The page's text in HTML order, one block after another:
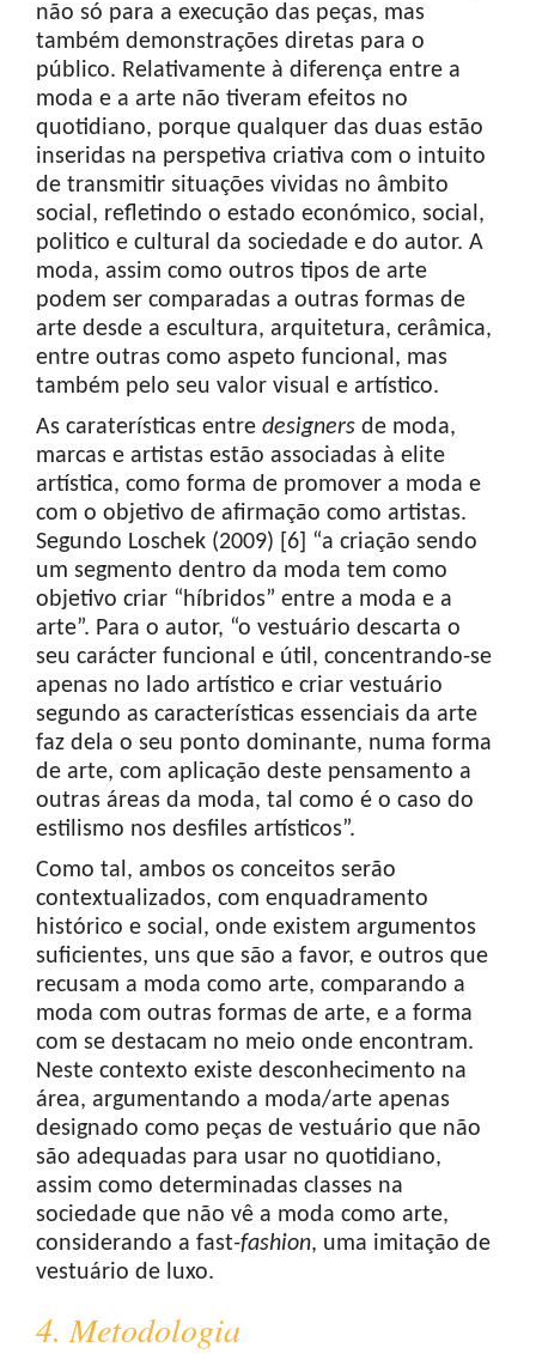
não só para a execução das peças, mas
também demonstrações diretas para o
público. Relativamente à diferença entre a
moda e a arte não tiveram efeitos no
quotidiano, porque qualquer das duas estão
inseridas na perspetiva criativa com o intuito
de transmitir situações vividas no âmbito
social, refletindo o estado económico, social,
politico e cultural da sociedade e do autor. A
moda, assim como outros tipos de arte
podem ser comparadas a outras formas de
arte desde a escultura, arquitetura, cerâmica,
entre outras como aspeto funcional, mas
também pelo seu valor visual e artístico.
As caraterísticas entre designers de moda,
marcas e artistas estão associadas à elite
artística, como forma de promover a moda e
com o objetivo de afirmação como artistas.
Segundo Loschek (2009) [6] “a criação sendo
um segmento dentro da moda tem como
objetivo criar “híbridos” entre a moda e a
arte”. Para o autor, “o vestuário descarta o
seu carácter funcional e útil, concentrando-se
apenas no lado artístico e criar vestuário
segundo as características essenciais da arte
faz dela o seu ponto dominante, numa forma
de arte, com aplicação deste pensamento a
outras áreas da moda, tal como é o caso do
estilismo nos desfiles artísticos”.
Como tal, ambos os conceitos serão
contextualizados, com enquadramento
histórico e social, onde existem argumentos
suficientes, uns que são a favor, e outros que
recusam a moda como arte, comparando a
moda com outras formas de arte, e a forma
com se destacam no meio onde encontram.
Neste contexto existe desconhecimento na
área, argumentando a moda/arte apenas
designado como peças de vestuário que não
são adequadas para usar no quotidiano,
assim como determinadas classes na
sociedade que não vê a moda como arte,
considerando a fast-fashion, uma imitação de
vestuário de luxo.
4. Metodologia